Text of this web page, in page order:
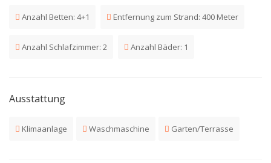
Anzahl Betten: 4+1 Entfernung zum Strand: 400 Meter
Anzahl Schlafzimmer: 2 Anzahl Bäder: 1
Ausstattung
Klimaanlage Waschmaschine Garten/Terrasse